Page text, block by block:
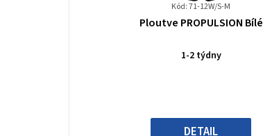
Kód: 71-12W/S-M
Průměrné
produktu
5
hvězdiček.
Ploutve PROPULSION Bílé
1-2 týdny
DETAIL